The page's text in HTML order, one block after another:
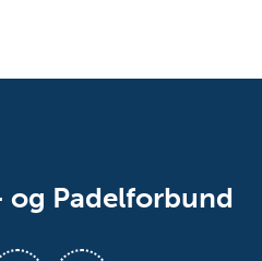
og Padelforbund